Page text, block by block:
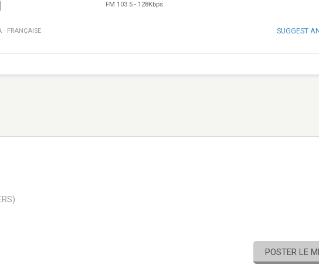
FM 103.5 - 128Kbps
· FRANÇAISE SUGGEST
POSTER LE